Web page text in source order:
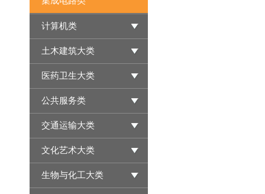
计算机类
土木建筑大类
医药卫生大类
公共服务类
交通运输大类
文化艺术大类
生物与化工大类